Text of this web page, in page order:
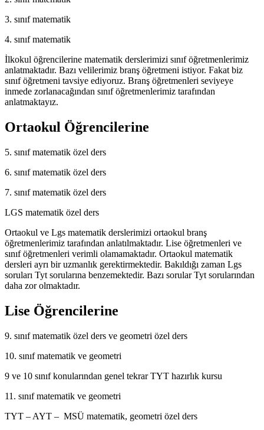
3. sınıf matematik
4. sınıf matematik
İlkokul öğrencilerine matematik derslerimizi sınıf öğretmenlerimiz
anlatmaktadır. Bazı velilerimiz branş öğretmeni istiyor. Fakat biz
sınıf öğretmeni tavsiye ediyoruz. Branş öğretmenleri seviyeye
inmede zorlanacağından sınıf öğretmenlerimiz tarafından
anlatmaktayız.
Ortaokul Öğrencilerine
5. sınıf matematik özel ders
6. sınıf matematik özel ders
7. sınıf matematik özel ders
LGS matematik özel ders
Ortaokul ve Lgs matematik derslerimizi ortaokul branş
öğretmenlerimiz tarafından anlatılmaktadır. Lise öğretmenleri ve
sınıf öğretmenleri verimli olamamaktadır. Ortaokul matematik
dersleri ayrı bir uzmanlık gerektirmektedir. Bakıldığı zaman Lgs
soruları Tyt sorularına benzemektedir. Bazı sorular Tyt sorularından
daha zor olmaktadır.
Lise Öğrencilerine
9. sınıf matematik özel ders ve geometri özel ders
10. sınıf matematik ve geometri
9 ve 10 sınıf konularından genel tekrar TYT hazırlık kursu
11. sınıf matematik ve geometri
TYT – AYT – MSÜ matematik, geometri özel ders